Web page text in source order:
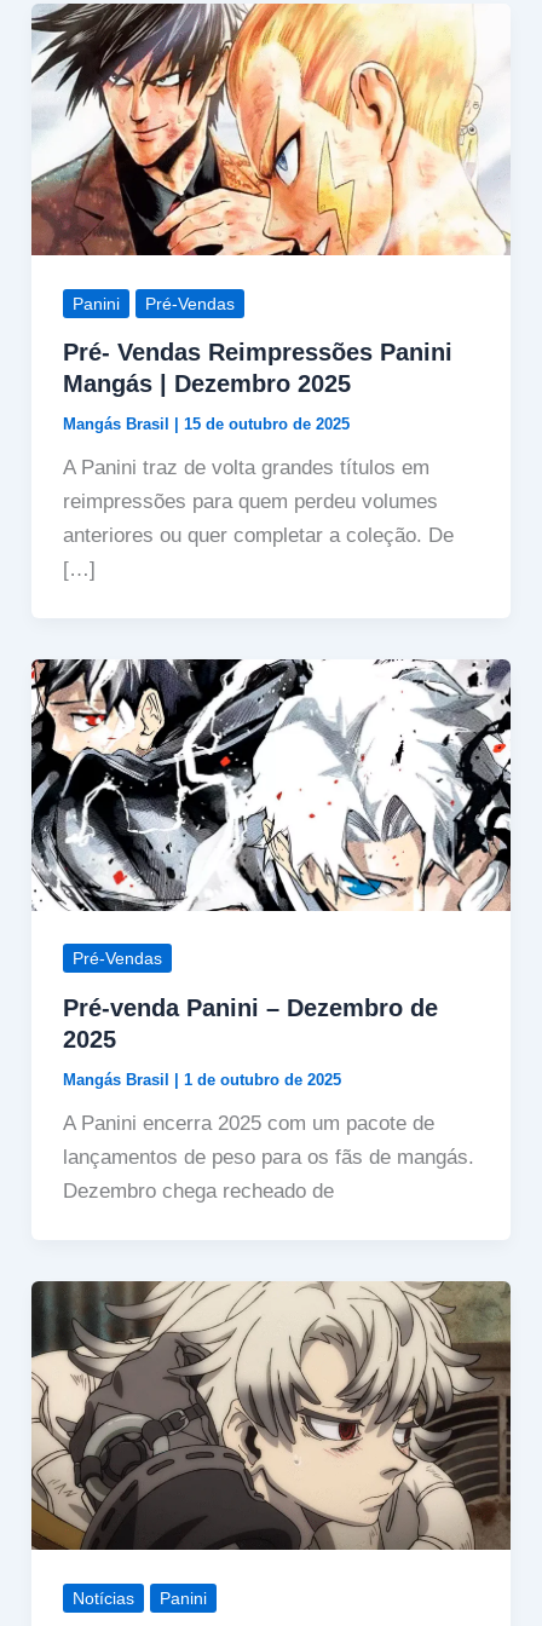
Panini Pré-Vendas
Pré- Vendas Reimpressões Panini
Mangás | Dezembro 2025
Mangás Brasil 15 de outubro de 2025
A Panini traz de volta grandes títulos em
reimpressões para quem perdeu volumes
anteriores ou quer completar a coleção. De
[…]
Pré-Vendas
Pré-venda Panini – Dezembro de
2025
Mangás Brasil 1 de outubro de 2025
A Panini encerra 2025 com um pacote de
lançamentos de peso para os fãs de mangás.
Dezembro chega recheado de
Notícias Panini